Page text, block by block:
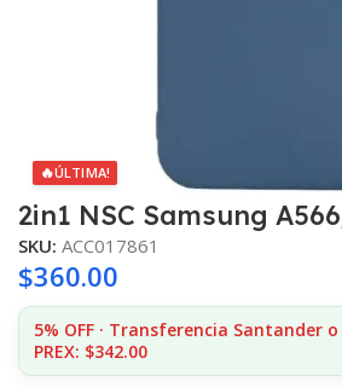
🔥ÚLTIMA!
2in1 NSC Samsung
SKU: ACC017861
$360.00
5% OFF · Transferencia Santander o
PREX: $342.00